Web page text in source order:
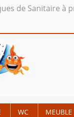
de Sanitaire à
WC MEUBLE